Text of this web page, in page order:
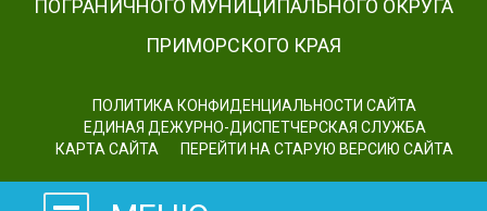
ПОГРАНИЧНОГО МУНИЦИПАЛЬНОГО ОКРУГА
ПРИМОРСКОГО КРАЯ
ПОЛИТИКА КОНФИДЕНЦИАЛЬНОСТИ САЙТА
ЕДИНАЯ ДЕЖУРНО-ДИСПЕТЧЕРСКАЯ СЛУЖБА
КАРТА САЙТА
ПЕРЕЙТИ НА СТАРУЮ ВЕРСИЮ САЙТА